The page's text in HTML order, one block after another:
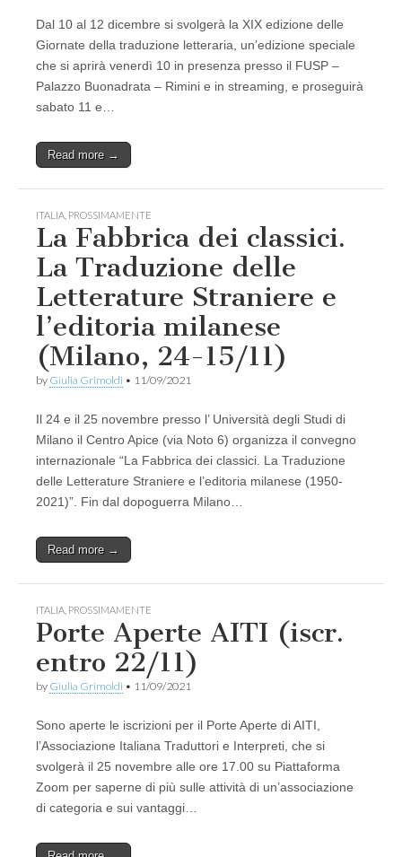
Dal 10 al 12 dicembre si svolgerà la XIX edizione delle
Giornate della traduzione letteraria, un’edizione speciale
che si aprirà venerdì 10 in presenza presso il FUSP –
Palazzo Buonadrata – Rimini e in streaming, e proseguirà
sabato 11 e…
Read more →
ITALIA PROSSIMAMENTE
La Fabbrica dei classici.
La Traduzione delle
Letterature Straniere e
l’editoria milanese
(Milano, 24-15/11)
by Giulia Grimoldi • 11/09/2021
Il 24 e il 25 novembre presso l’ Università degli Studi di
Milano il Centro Apice (via Noto 6) organizza il convegno
internazionale “La Fabbrica dei classici. La Traduzione
delle Letterature Straniere e l’editoria milanese (1950-
2021)”. Fin dal dopoguerra Milano…
Read more →
ITALIA PROSSIMAMENTE
Porte Aperte AITI (iscr.
entro 22/11)
by Giulia Grimoldi • 11/09/2021
Sono aperte le iscrizioni per il Porte Aperte di AITI,
l’Associazione Italiana Traduttori e Interpreti, che si
svolgerà il 25 novembre alle ore 17.00 su Piattaforma
Zoom per saperne di più sulle attività di un’associazione
di categoria e sui vantaggi…